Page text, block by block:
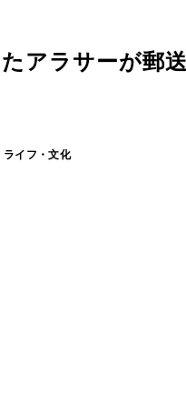
アラサーが郵
ライフ・文化